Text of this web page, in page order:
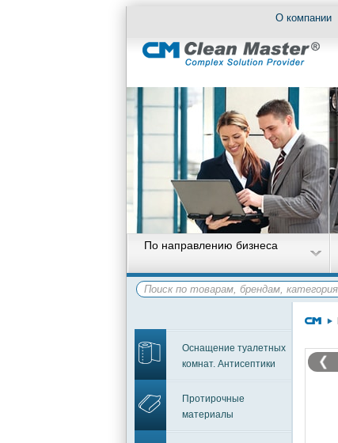
О компании
По направлению бизнеса
Оснащение туалетных
комнат. Антисептики
Протирочные
материалы